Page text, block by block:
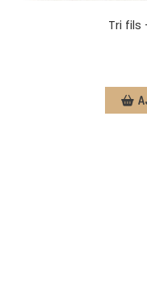
Aimant porte